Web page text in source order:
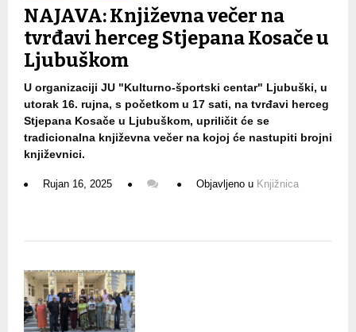
NAJAVA: Književna večer na
tvrđavi herceg Stjepana Kosače u
Ljubuškom
U organizaciji JU "Kulturno-športski centar" Ljubuški, u
utorak 16. rujna, s početkom u 17 sati, na tvrđavi herceg
Stjepana Kosače u Ljubuškom, upriličit će se
tradicionalna književna večer na kojoj će nastupiti brojni
književnici.
Rujan 16, 2025 Objavljeno u Knjižnica